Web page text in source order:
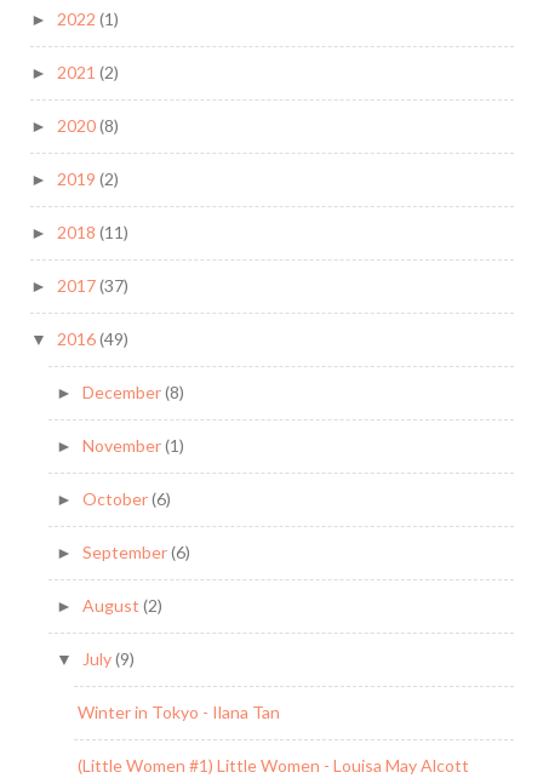
► 2022 (1)
► 2021 (2)
► 2020(8)
► 2019 (2)
► 2018 (11)
► 2017(37)
▼ 2016(49)
► December(8)
► November(1)
► October(6)
► September(6)
► August (2)
▼ July(9)
Winter in Tokyo - Ilana Tan
(Little Women #1) Little Women - Louisa May Alcott